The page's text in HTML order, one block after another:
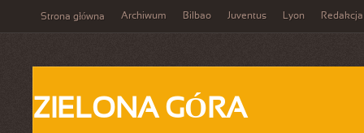
Strona główna Archiwum Bilbao Juventus Lyon Redakcja
ZIELONA GÓRA